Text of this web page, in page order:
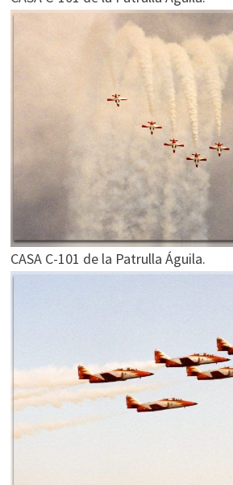
CASA C-101 de la Patrulla Águila.